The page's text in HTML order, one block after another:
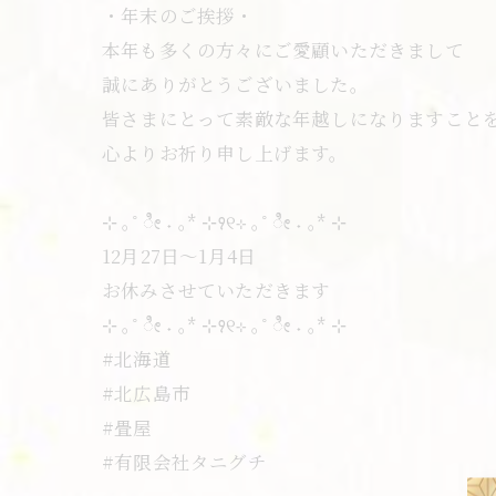
・年末のご挨拶・
本年も多くの方々にご愛顧いただきまして
誠にありがとうございました。
皆さまにとって素敵な年越しになりますこと
心よりお祈り申し上げます。
⊹ ｡˚ ೀ ˖ ｡* ⊹꣑୧⊹ ｡˚ ೀ ˖ ｡* ⊹
12月27日〜1月4日
お休みさせていただきます
⊹ ｡˚ ೀ ˖ ｡* ⊹꣑୧⊹ ｡˚ ೀ ˖ ｡* ⊹
#北海道
#北広島市
#畳屋
#有限会社タニグチ